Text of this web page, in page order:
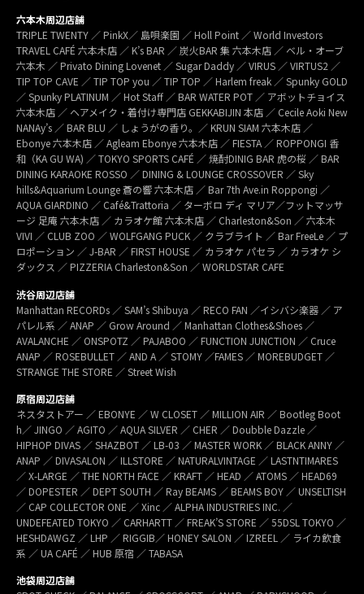
六本木周辺店舗
TRIPLE TWENTY ／ PinkX／ 島唄楽園 ／ Holl Point ／ World Investors
TRAVEL CAFÉ 六本木店 ／ K’s BAR ／ 炭火BAR 集 六本木店 ／ ベル・オーブ
六本木 ／ Privato Dining Lovenet ／ Sugar Daddy ／ VIRUS ／ VIRTUS2 ／
TIP TOP CAVE ／ TIP TOP you ／ TIP TOP ／ Harlem freak ／ Spunky GOLD
／ Spunky PLATINUM ／ Hot Staff ／ BAR WATER POT ／ アボットチョイス
六本木店 ／ ヘアメイク・着付け専門店 GEKKABIJIN 本店 ／ Cecile Aoki New
NANAy’s ／ BAR BLU ／ しょうがの香り。／ KRUN SIAM 六本木店 ／
Ebonye 六本木店 ／ Agleam Ebonye 六本木店 ／ FIESTA ／ ROPPONGI 香
和（KA GU WA) ／ TOKYO SPORTS CAFÉ ／ 焼酎DINIG BAR 虎の桜 ／ BAR
DINING KARAOKE ROSSO ／ DINING & LOUNGE CROSSOVER ／ Sky
hills&Aquarium Lounge 蒼の響 六本木店 ／ Bar 7th Ave.in Roppongi ／
AQUA GIARDINO ／ Café&Trattoria ／ ターボロ ディ マリア／フットマッサ
ージ 足庵 六本木店 ／ カラオケ館 六本木店 ／ Charleston&Son ／ 六本木
VIVI ／ CLUB ZOO ／ WOLFGANG PUCK ／ クラブライト ／ Bar FreeLe ／ プ
ロポーション ／ J-BAR ／ FIRST HOUSE ／ カラオケ パセラ ／ カラオケ シ
ダックス ／ PIZZERIA Charleston&Son ／ WORLDSTAR CAFE
渋谷周辺店舗
Manhattan RECORDs ／ SAM’s Shibuya ／ RECO FAN ／イシバシ楽器 ／ ア
パレル系 ／ ANAP ／ Grow Around ／ Manhattan Clothes&Shoes ／
AVALANCHE ／ ONSPOTZ ／ PAJABOO ／ FUNCTION JUNCTION ／ Cruce
ANAP ／ ROSEBULLET ／ AND A ／ STOMY ／FAMES ／ MOREBUDGET ／
STRANGE THE STORE ／ Street Wish
原宿周辺店舗
ネスタストアー ／ EBONYE ／ W CLOSET ／ MILLION AIR ／ Bootleg Boot
h／ JINGO ／ AGITO ／ AQUA SILVER ／ CHER ／ Doubble Dazzle ／
HIPHOP DIVAS ／ SHAZBOT ／ LB-03 ／ MASTER WORK ／ BLACK ANNY ／
ANAP ／ DIVASALON ／ ILLSTORE ／ NATURALVINTAGE ／ LASTNTIMARES
／ X-LARGE ／ THE NORTH FACE ／ KRAFT ／ HEAD ／ ATOMS ／ HEAD69
／ DOPESTER ／ DEPT SOUTH ／ Ray BEAMS ／ BEAMS BOY ／ UNSELTISH
／ CAP COLLECTOR ONE ／ Xinc ／ ALPHA INDUSTRIES INC. ／
UNDEFEATED TOKYO ／ CARHARTT ／ FREAK’S STORE ／ 55DSL TOKYO ／
HESHDAWGZ ／ LHP ／ RIGGIB／ HONEY SALON ／ IZREEL ／ ライカ飲食
系 ／ UA CAFÉ ／ HUB 原宿 ／ TABASA
池袋周辺店舗